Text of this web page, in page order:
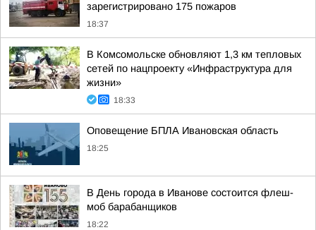
зарегистрировано 175 пожаров
18:37
В Комсомольске обновляют 1,3 км тепловых
сетей по нацпроекту «Инфраструктура для
жизни»
18:33
Оповещение БПЛА Ивановская область
18:25
В День города в Иванове состоится флеш-
моб барабанщиков
18:22